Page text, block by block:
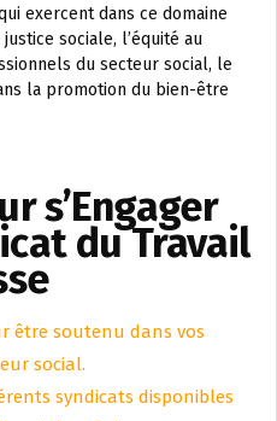
exercent dans ce domaine
sociale, l’équité au
du secteur social, le
la promotion du bien-être
s’Engager
du Travail
être soutenu dans vos
social.
syndicats disponibles